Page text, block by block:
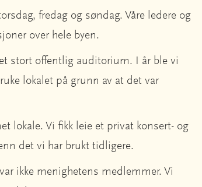
fredag og søndag. Våre ledere og
over hele byen.
stort offentlig auditorium. I år ble vi
lokalet på grunn av at det var
lokale. Vi fikk leie et privat konsert- og
det vi har brukt tidligere.
ikke menighetens medlemmer. Vi